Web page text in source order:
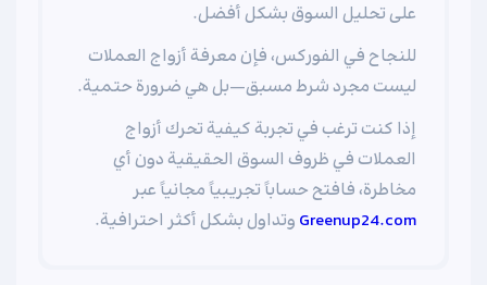
على تحليل السوق بشكل أفضل.
للنجاح في الفوركس، فإن معرفة أزواج العملات
ليست مجرد شرط مسبق—بل هي ضرورة حتمية.
إذا كنت ترغب في تجربة كيفية تحرك أزواج
العملات في ظروف السوق الحقيقية دون أي
مخاطرة، فافتح حساباً تجريبياً مجانياً عبر
Greenup24.com وتداول بشكل أكثر احترافية.